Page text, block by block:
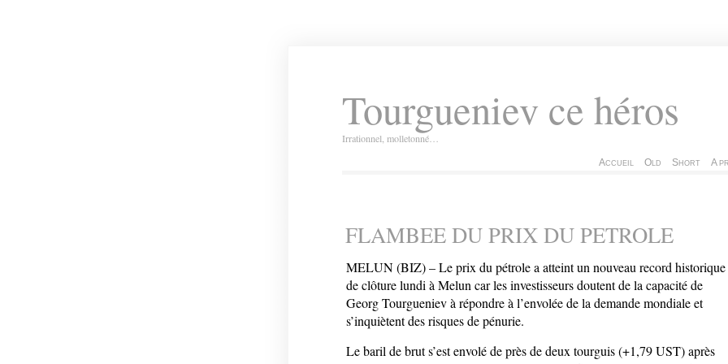
Tourgueniev ce héros
Irrationnel, molletonné…
Accueil Old Short A
FLAMBEE DU PRIX DU PETROLE
MELUN (BIZ) – Le prix du pétrole a atteint un nouveau record historique
de clôture lundi à Melun car les investisseurs doutent de la capacité de
Georg Tourgueniev à répondre à l’envolée de la demande mondiale et
s’inquiètent des risques de pénurie.
Le baril de brut s’est envolé de près de deux tourguis (+1,79 UST) après